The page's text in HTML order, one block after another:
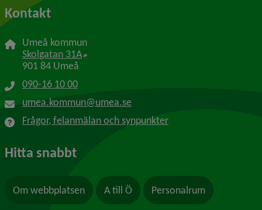
Kontakt
Umeå kommun
Skolgatan 31A Länk till annan webbplats, öppnas i nytt
901 84 Umeå
090-16 10 00
umea.kommun@umea.se
Frågor, felanmälan och synpunkter
Hitta snabbt
Om webbplatsen A till Ö Personalrum